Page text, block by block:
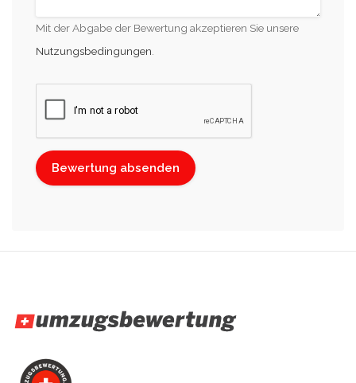
Mit der Abgabe der Bewertung akzeptieren Sie unsere
Nutzungsbedingungen